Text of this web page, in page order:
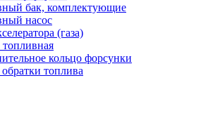
бак, комплектующие
насос
(газа)
топливная
кольцо форсунки
топлива